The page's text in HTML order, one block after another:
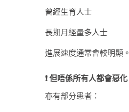
曾經生育人士
長期月經量多人士
進展速度通常會較明顯。
❗ 但唔係所有人都會惡化
亦有部分患者：